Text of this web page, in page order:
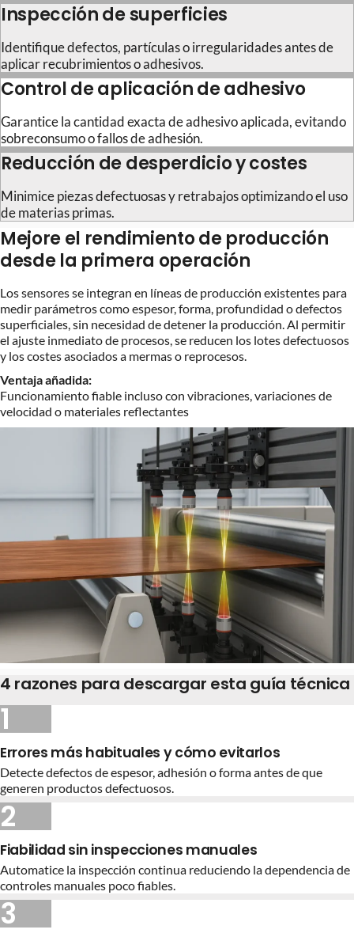
Inspección de superficies
Identifique defectos, partículas o irregularidades antes de
aplicar recubrimientos o adhesivos.
Control de aplicación de adhesivo
Garantice la cantidad exacta de adhesivo aplicada, evitando
sobreconsumo o fallos de adhesión.
Reducción de desperdicio y costes
Minimice piezas defectuosas y retrabajos optimizando el uso
de materias primas.
Mejore el rendimiento de producción
desde la primera operación
Los sensores se integran en líneas de producción existentes para
medir parámetros como espesor, forma, profundidad o defectos
superficiales, sin necesidad de detener la producción. Al permitir
el ajuste inmediato de procesos, se reducen los lotes defectuosos
y los costes asociados a mermas o reprocesos.
Ventaja añadida:
Funcionamiento fiable incluso con vibraciones, variaciones de
velocidad o materiales reflectantes
4 razones para descargar esta guía técnica
1
Errores más habituales y cómo evitarlos
Detecte defectos de espesor, adhesión o forma antes de que
generen productos defectuosos.
2
Fiabilidad sin inspecciones manuales
Automatice la inspección continua reduciendo la dependencia de
controles manuales poco fiables.
3